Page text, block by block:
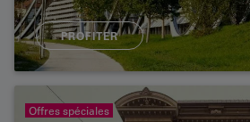
PROFITER
Offres spéciales